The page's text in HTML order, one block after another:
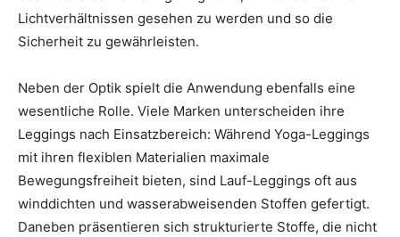
Lichtverhältnissen gesehen zu werden und so die
Sicherheit zu gewährleisten.
Neben der Optik spielt die Anwendung ebenfalls eine
wesentliche Rolle. Viele Marken unterscheiden ihre
Leggings nach Einsatzbereich: Während Yoga-Leggings
mit ihren flexiblen Materialien maximale
Bewegungsfreiheit bieten, sind Lauf-Leggings oft aus
winddichten und wasserabweisenden Stoffen gefertigt.
Daneben präsentieren sich strukturierte Stoffe, die nicht